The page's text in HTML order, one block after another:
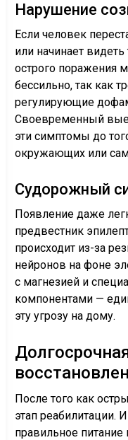
Нарушение
Если человек
или начинает видеть
острого поражения
бессильно, так как
регулирующие
Своевременный
эти симптомы до
окружающих или
Судорожный
Появление даже
предвестник
происходит из-за
нейронов на фоне
с магнезией и
компонентами —
эту угрозу на дому.
После того как
этап реабилитации.
правильное